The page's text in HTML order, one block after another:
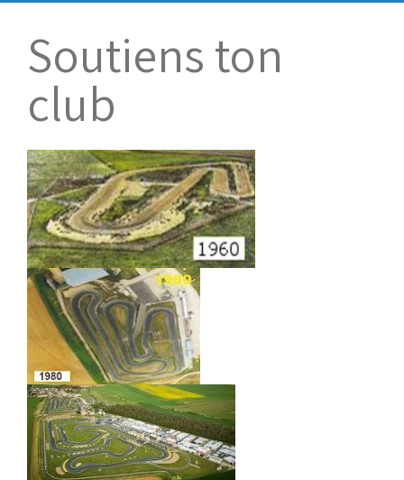
Soutiens ton
club
Bénévoles
Les 50 ans du club
Dons aux associations
Vue aérienne
Accès au circuit
Chronos et Rapports
Horaires d'ouverture
Equipements Vidéo
Droits de piste